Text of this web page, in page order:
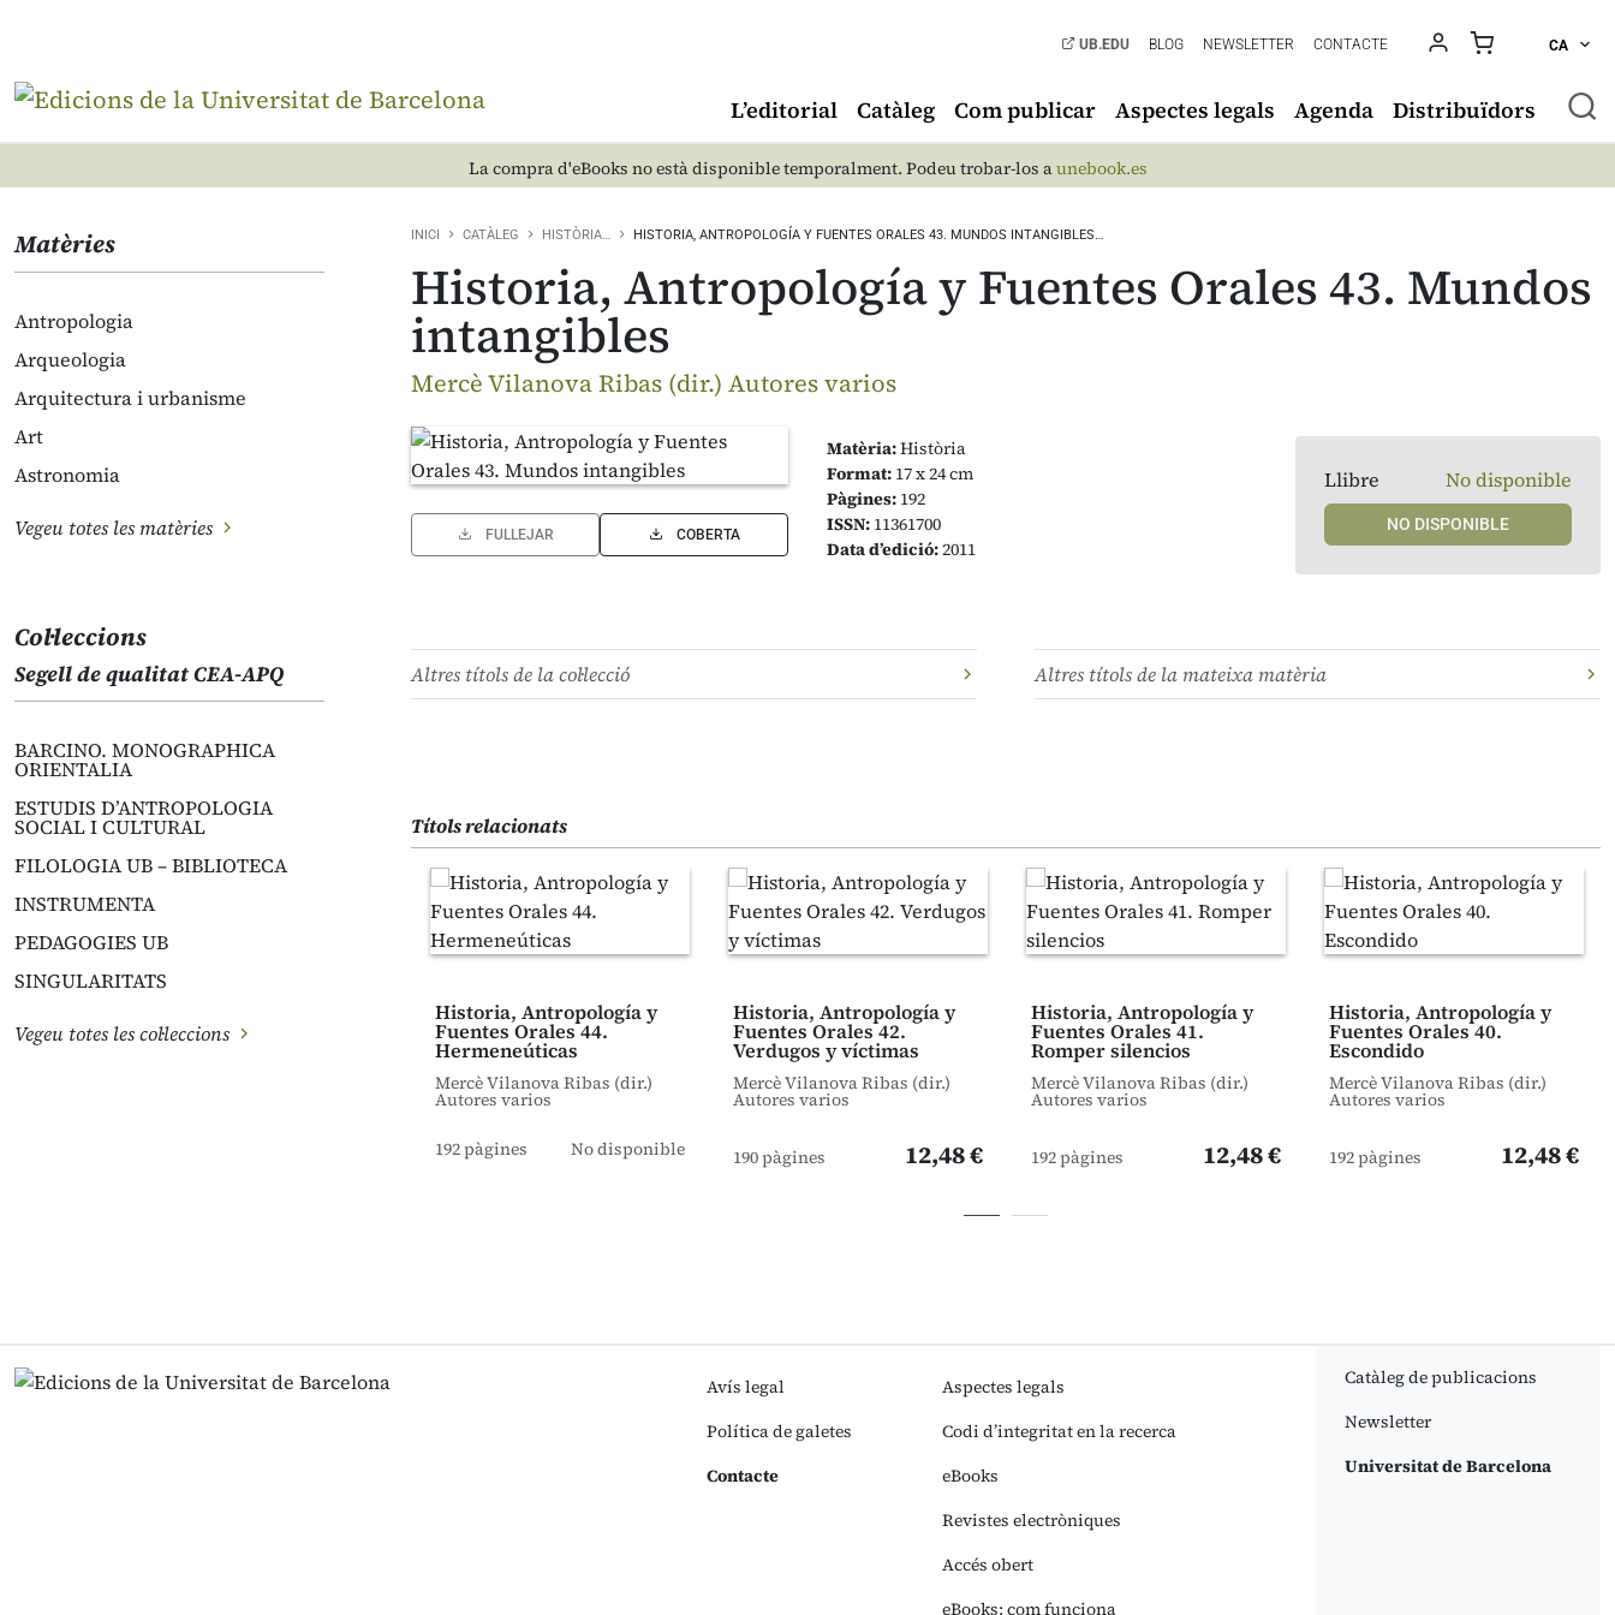
UB.EDU BLOG NEWSLETTER CONTACTE CA
L’editorial Catàleg Com publicar Aspectes legals Agenda Distribuïdors
La compra d'eBooks no està disponible temporalment. Podeu trobar-los aunebook.es
Matèries
Antropologia
Arqueologia
Arquitectura i urbanisme
Art
Astronomia
Vegeu totes les matèries
Col·leccions
Segell de qualitat CEA-APQ
BARCINO. MONOGRAPHICA
ORIENTALIA
ESTUDIS D’ANTROPOLOGIA
SOCIAL I CULTURAL
FILOLOGIA UB – BIBLIOTECA
INSTRUMENTA
PEDAGOGIES UB
SINGULARITATS
Vegeu totes les col·leccions
INICI CATÀLEG HISTÒRIA… HISTORIA, ANTROPOLOGÍA Y FUENTES ORALES 43. MUNDOS INTANGIBLES…
Historia, Antropología y Fuentes Orales 43. Mundos
intangibles
Mercè Vilanova Ribas (dir.) Autores varios
FULLEJAR COBERTA
Matèria:Història
Format: 17 x 24 cm
Pàgines: 192
ISSN: 11361700
Data d’edició:2011
Llibre No disponible
NO DISPONIBLE
Altres títols de la col·lecció Altres títols de la mateixa matèria
Títols relacionats
Historia, Antropología y
Fuentes Orales 44.
Hermeneúticas
Mercè Vilanova Ribas (dir.)
Autores varios
192 pàgines No disponible
Historia, Antropología y
Fuentes Orales 42.
Verdugos y víctimas
Mercè Vilanova Ribas (dir.)
Autores varios
190 pàgines 12,48 €
Historia, Antropología y
Fuentes Orales 41.
Romper silencios
Mercè Vilanova Ribas (dir.)
Autores varios
192 pàgines 12,48 €
Historia, Antropología y
Fuentes Orales 40.
Escondido
Mercè Vilanova Ribas (dir.)
Autores varios
192 pàgines 12,48 €
Avís legal
Política de galetes
Contacte
Aspectes legals
Codi d’integritat en la recerca
eBooks
Revistes electròniques
Accés obert
eBooks: com funciona
Catàleg de publicacions
Newsletter
Universitat de Barcelona